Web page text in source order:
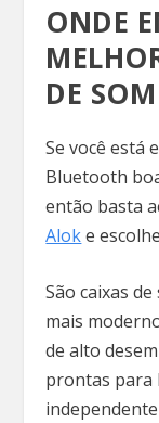
ONDE
DE
Se você está
Bluetooth
então basta
Aloke
São caixas
mais
de alto
prontas para